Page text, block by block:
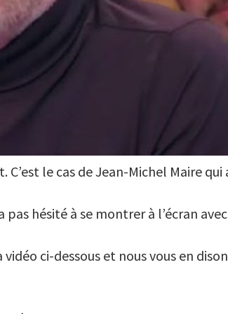
le cas de Jean-Michel Maire
pas hésité à se montrer à l’écran
ci-dessous et nous vous en